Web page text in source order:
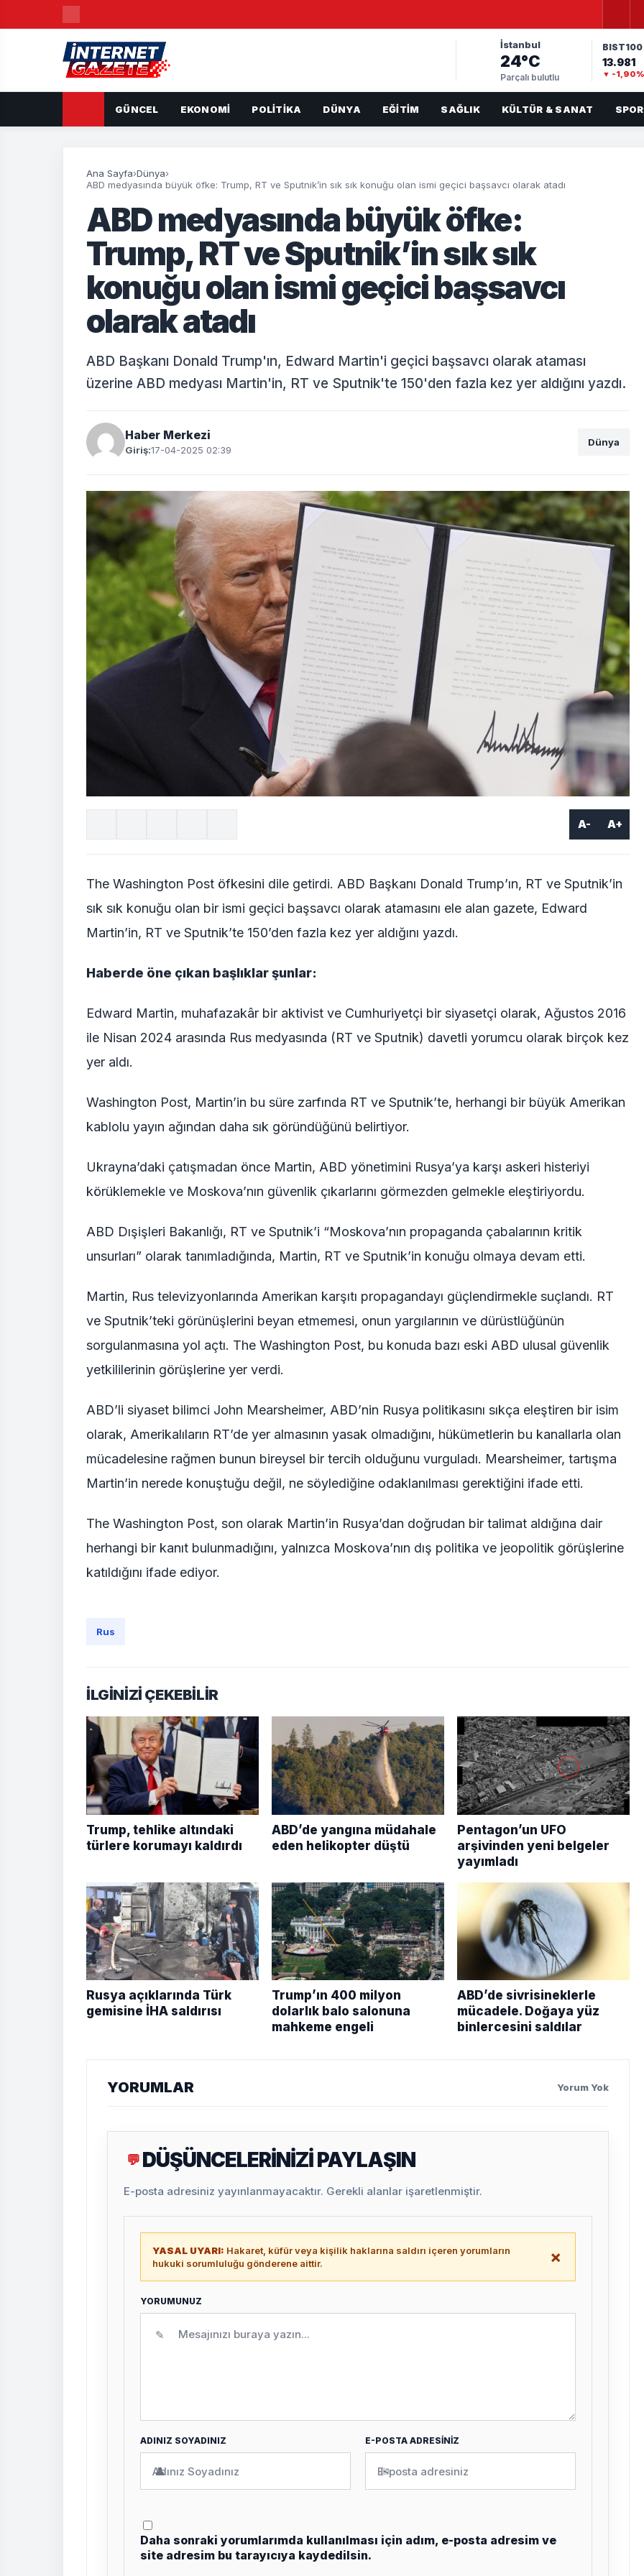
İstanbul
24°C
Parçalı bulutlu
BIST100
13.981
▼ -1,90%
GÜNCEL EKONOMI POLITIKA DÜNYA EĞITIM SAĞLIK KÜLTÜR & SANAT SPOR
Ana Sayfa›Dünya›
ABD medyasında büyük öfke: Trump, RT ve Sputnik’in sık sık konuğu olan ismi geçici başsavcı olarak atadı
ABD medyasında büyük öfke:
Trump, RT ve Sputnik’in sık sık
konuğu olan ismi geçici başsavcı
olarak atadı
ABD Başkanı Donald Trump'ın, Edward Martin'i geçici başsavcı olarak ataması
üzerine ABD medyası Martin'in, RT ve Sputnik'te 150'den fazla kez yer aldığını yazdı.
Haber Merkezi
Giriş:17-04-2025 02:39
Dünya
A- A+
The Washington Post öfkesini dile getirdi. ABD Başkanı Donald Trump’ın, RT ve Sputnik’in
sık sık konuğu olan bir ismi geçici başsavcı olarak atamasını ele alan gazete, Edward
Martin’in, RT ve Sputnik’te 150’den fazla kez yer aldığını yazdı.
Haberde öne çıkan başlıklar şunlar:
Edward Martin, muhafazakâr bir aktivist ve Cumhuriyetçi bir siyasetçi olarak, Ağustos 2016
ile Nisan 2024 arasında Rus medyasında (RT ve Sputnik) davetli yorumcu olarak birçok kez
yer aldı.
Washington Post, Martin’in bu süre zarfında RT ve Sputnik’te, herhangi bir büyük Amerikan
kablolu yayın ağından daha sık göründüğünü belirtiyor.
Ukrayna’daki çatışmadan önce Martin, ABD yönetimini Rusya’ya karşı askeri histeriyi
körüklemekle ve Moskova’nın güvenlik çıkarlarını görmezden gelmekle eleştiriyordu.
ABD Dışişleri Bakanlığı, RT ve Sputnik’i “Moskova’nın propaganda çabalarının kritik
unsurları” olarak tanımladığında, Martin, RT ve Sputnik’in konuğu olmaya devam etti.
Martin, Rus televizyonlarında Amerikan karşıtı propagandayı güçlendirmekle suçlandı. RT
ve Sputnik’teki görünüşlerini beyan etmemesi, onun yargılarının ve dürüstlüğünün
sorgulanmasına yol açtı. The Washington Post, bu konuda bazı eski ABD ulusal güvenlik
yetkililerinin görüşlerine yer verdi.
ABD’li siyaset bilimci John Mearsheimer, ABD’nin Rusya politikasını sıkça eleştiren bir isim
olarak, Amerikalıların RT’de yer almasının yasak olmadığını, hükümetlerin bu kanallarla olan
mücadelesine rağmen bunun bireysel bir tercih olduğunu vurguladı. Mearsheimer, tartışma
Martin’in nerede konuştuğu değil, ne söylediğine odaklanılması gerektiğini ifade etti.
The Washington Post, son olarak Martin’in Rusya’dan doğrudan bir talimat aldığına dair
herhangi bir kanıt bulunmadığını, yalnızca Moskova’nın dış politika ve jeopolitik görüşlerine
katıldığını ifade ediyor.
Rus
İLGİNİZİ ÇEKEBİLİR
Trump, tehlike altındaki
türlere korumayı kaldırdı
ABD’de yangına müdahale
eden helikopter düştü
Pentagon’un UFO
arşivinden yeni belgeler
yayımladı
Rusya açıklarında Türk
gemisine İHA saldırısı
Trump’ın 400 milyon
dolarlık balo salonuna
mahkeme engeli
ABD’de sivrisineklerle
mücadele. Doğaya yüz
binlercesini saldılar
YORUMLAR Yorum Yok
💬 DÜŞÜNCELERİNİZİ PAYLAŞIN
E-posta adresiniz yayınlanmayacaktır. Gerekli alanlar işaretlenmiştir.
YASAL UYARI: Hakaret, küfür veya kişilik haklarına saldırı içeren yorumların
hukuki sorumluluğu gönderene aittir.
×
YORUMUNUZ
✎
ADINIZ SOYADINIZ
👤
E-POSTA ADRESİNİZ
✉
Daha sonraki yorumlarımda kullanılması için adım, e-posta adresim ve
site adresim bu tarayıcıya kaydedilsin.